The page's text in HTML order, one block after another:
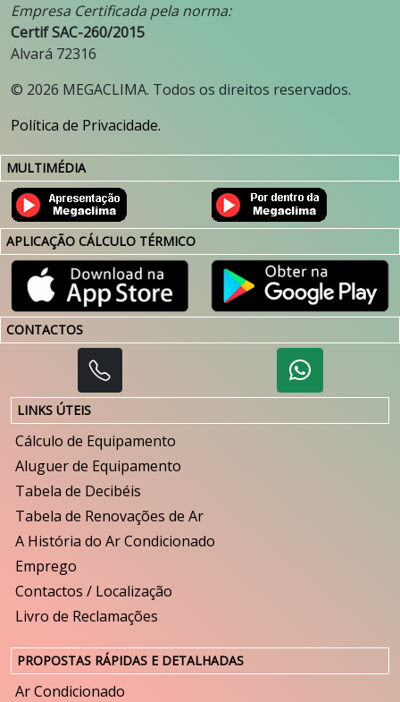
Empresa Certificada pela norma:
Certif SAC-260/2015
Alvará 72316
© 2026 MEGACLIMA. Todos os direitos reservados.
Política de Privacidade.
MULTIMÉDIA
APLICAÇÃO CÁLCULO TÉRMICO
CONTACTOS
LINKS ÚTEIS
Cálculo de Equipamento
Aluguer de Equipamento
Tabela de Decibéis
Tabela de Renovações de Ar
A História do Ar Condicionado
Emprego
Contactos / Localização
Livro de Reclamações
PROPOSTAS RÁPIDAS E DETALHADAS
Ar Condicionado